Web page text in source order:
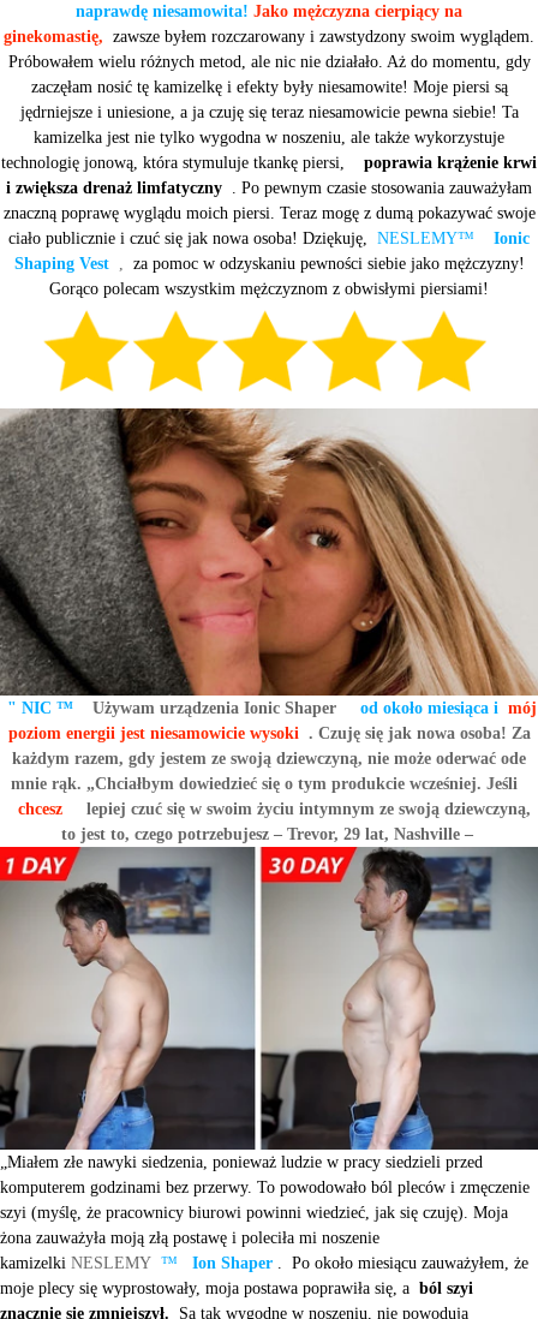
naprawdę niesamowita! Jako mężczyzna cierpiący na
ginekomastię, zawsze byłem rozczarowany i zawstydzony swoim wyglądem.
Próbowałem wielu różnych metod, ale nic nie działało. Aż do momentu, gdy
zaczęłam nosić tę kamizelkę i efekty były niesamowite! Moje piersi są
jędrniejsze i uniesione, a ja czuję się teraz niesamowicie pewna siebie! Ta
kamizelka jest nie tylko wygodna w noszeniu, ale także wykorzystuje
technologię jonową, która stymuluje tkankę piersi, poprawia krążenie krwi
i zwiększa drenaż limfatyczny . Po pewnym czasie stosowania zauważyłam
znaczną poprawę wyglądu moich piersi. Teraz mogę z dumą pokazywać swoje
ciało publicznie i czuć się jak nowa osoba! Dziękuję,
NESLEMY™
Ionic
Shaping Vest,
za pomoc w odzyskaniu pewności siebie jako mężczyzny!
Gorąco polecam wszystkim mężczyznom z obwisłymi piersiami!
" NIC ™ Używam urządzenia Ionic Shaper od około miesiąca imój
poziom energii jest niesamowicie wysoki. Czuję się jak nowa osoba! Za
każdym razem, gdy jestem ze swoją dziewczyną, nie może oderwać ode
mnie rąk. „Chciałbym dowiedzieć się o tym produkcie wcześniej. Jeśli
chceszlepiej czuć się w swoim życiu intymnym ze swoją dziewczyną,
to jest to, czego potrzebujesz – Trevor, 29 lat, Nashville –
„Miałem złe nawyki siedzenia, ponieważ ludzie w pracy siedzieli przed
komputerem godzinami bez przerwy. To powodowało ból pleców i zmęczenie
szyi (myślę, że pracownicy biurowi powinni wiedzieć, jak się czuję). Moja
żona zauważyła moją złą postawę i poleciła mi noszenie
kamizelki NESLEMY ™ Ion Shaper . Po około miesiącu zauważyłem, że
moje plecy się wyprostowały, moja postawa poprawiła się, a ból szyi
znacznie się zmniejszył. Są tak wygodne w noszeniu, nie powodują